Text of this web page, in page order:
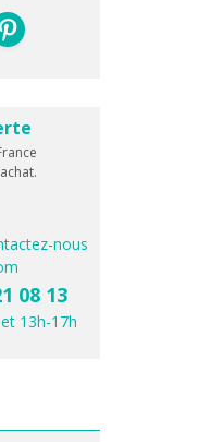
nous
08 13
13h-17h